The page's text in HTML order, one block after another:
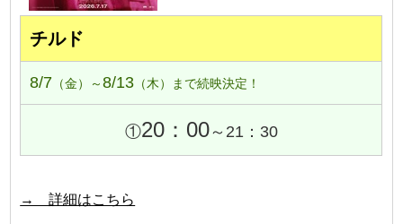
チルド
8/7 （金）～8/13 （木）まで続映決定！
①20：00～21：30
→ 詳細はこちら